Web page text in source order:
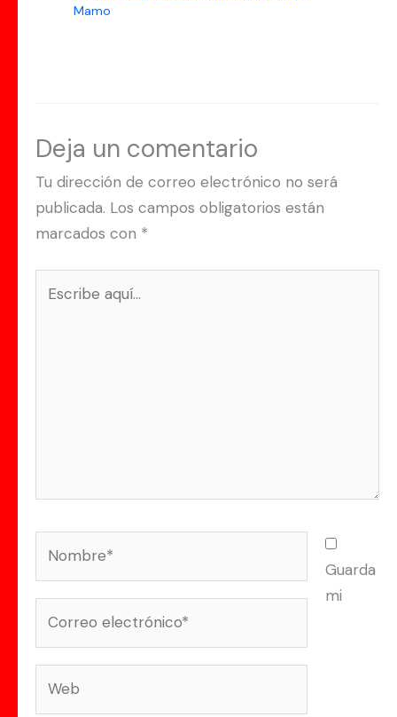
Mamo
Deja un comentario
Tu dirección de correo electrónico no será
publicada. Los campos obligatorios están
marcados con *
Guarda
mi